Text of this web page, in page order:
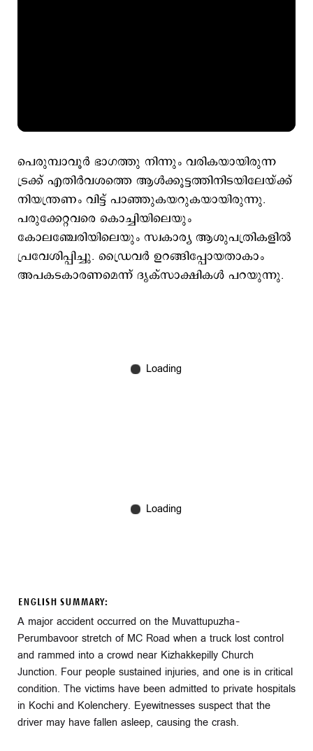
പെരുമ്പാവൂർ ഭാഗത്തു നിന്നും വരികയായിരുന്ന
ട്രക്ക് എതിർവശത്തെ ആൾക്കൂട്ടത്തിനിടയിലേയ്ക്ക്
നിയന്ത്രണം വിട്ട് പാഞ്ഞുകയറുകയായിരുന്നു.
പരുക്കേറ്റവരെ കൊച്ചിയിലെയും
കോലഞ്ചേരിയിലെയും സ്വകാര്യ ആശുപത്രികളിൽ
പ്രവേശിപ്പിച്ചു. ഡ്രൈവർ ഉറങ്ങിപ്പോയതാകാം
അപകടകാരണമെന്ന് ദൃക്സാക്ഷികൾ പറയുന്നു.
ENGLISH SUMMARY:
A major accident occurred on the Muvattupuzha–
Perumbavoor stretch of MC Road when a truck lost control
and rammed into a crowd near Kizhakkepilly Church
Junction. Four people sustained injuries, and one is in critical
condition. The victims have been admitted to private hospitals
in Kochi and Kolenchery. Eyewitnesses suspect that the
driver may have fallen asleep, causing the crash.